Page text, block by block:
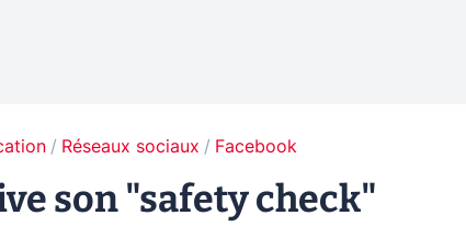
Réseaux sociaux Facebook
son "safety check"